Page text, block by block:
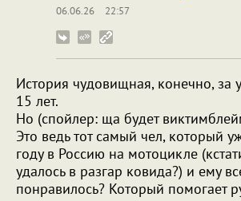
06.06.26
22:57
История чудовищная, конечно, за
15 лет.
Но (спойлер: ща будет
Это ведь тот самый чел, который
году в Россию на мотоцикле
удалось в разгар ковида?) и ему
понравилось? Который помогает